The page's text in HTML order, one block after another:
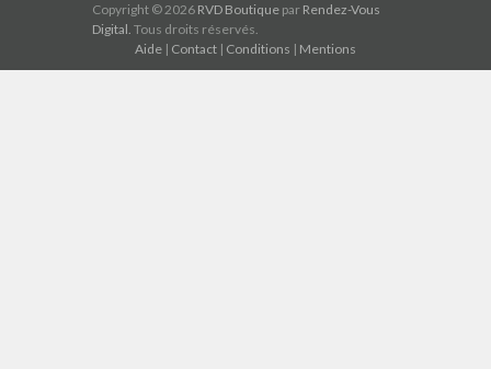
classique ou encore de la musique traditionnelle.
A PROPOS DE RVD BOUTIQUE
Copyright © 2026 RVD Boutique par Rendez-Vous
Digital. Tous droits réservés.
Aide | Contact | Conditions | Mentions